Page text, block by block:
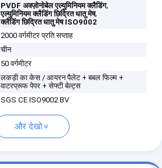
PVDF अक्ज़ोनोबेल एल्युमिनियम क्लैडिंग,
एल्युमिनियम क्लैडिंग छिद्रित धातु मेष,
क्लैडिंग छिद्रित धातु मेष ISO9002
2000 वर्गमीटर प्रति सप्ताह
चीन
50 वर्गमीटर
लकड़ी का केस / आयरन पैलेट + बबल फिल्म +
वाटरप्रूफ पेपर + सेफ्टी बेल्ट्स
SGS CE ISO9002 BV
और देखो